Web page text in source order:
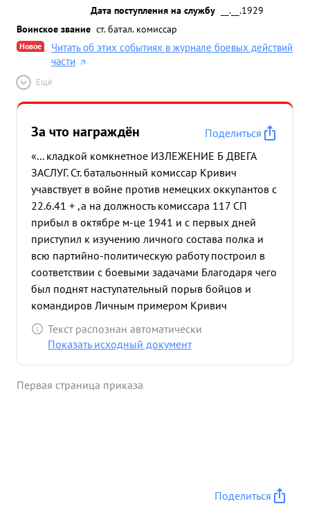
Дата поступления на службу
__.__.1929
Воинское звание ст. батал. комиссар
Новое
Читать об этих событиях в журнале боевых действий
части
Ещё
За что награждён
Поделиться
«... кладкой комкнетное ИЗЛЕЖЕНИЕ Б ДВЕГА
ЗАСЛУГ. Ст. батальонный комиссар Кривич
учавствует в войне против немецких оккупантов с
22.6.41 + ,а на должность комиссара 117 СП
прибыл в октябре м-це 1941 и с первых дней
приступил к изучению личного состава полка и
всю партийно-политическую работу построил в
соответствии с боевыми задачами Благодаря чего
был поднят наступательный порыв бойцов и
командиров Личным примером Кривич
воодушевлял на подвиги В боях за Бель-1 Бель-2
Черная западная и восточная личный состав
своейстороны. В этих боях полка захватил
Текст распознан автоматически
Показать исходный документ
Первая страница приказа
Поделиться